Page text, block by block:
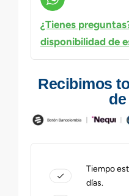
¿Tienes
disponibilidad de
Recibimos
Tiempo
días.